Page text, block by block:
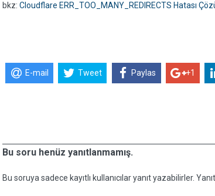
bkz: Cloudflare ERR_TOO_MANY_REDIRECTS Hatası
E-mail Tweet Paylas +1
Bu soru henüz yanıtlanmamış.
Bu soruya sadece kayıtlı kullanıcılar yanıt yazabilirler.